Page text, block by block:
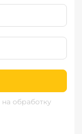
на обработку